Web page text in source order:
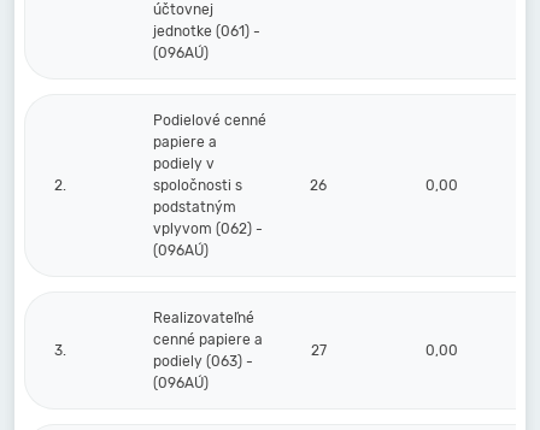
účtovnej
jednotke (061) -
(096AÚ)
2.
Podielové cenné
papiere a
podiely v
spoločnosti s
podstatným
vplyvom (062) -
(096AÚ)
26 0,00
3.
Realizovateľné
cenné papiere a
podiely (063) -
(096AÚ)
27 0,00